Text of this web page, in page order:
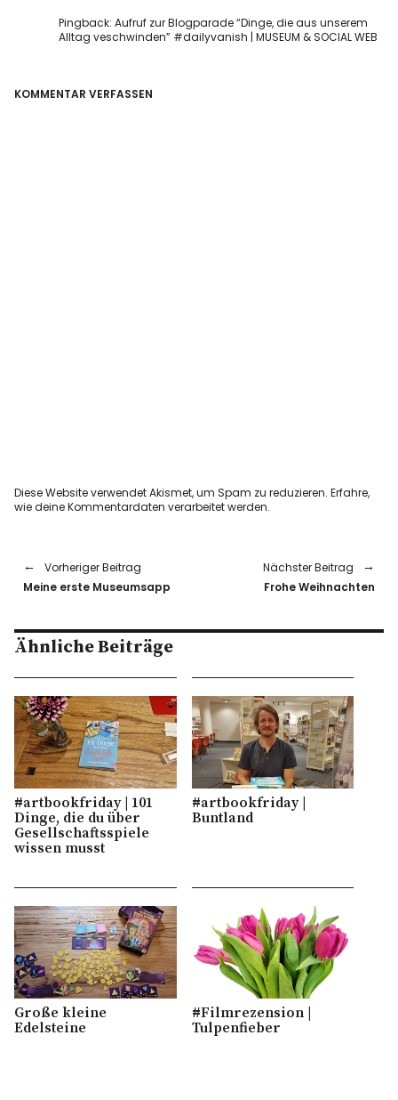
Pingback:Aufruf zur Blogparade “Dinge, die aus unserem
Alltag veschwinden” #dailyvanish | MUSEUM & SOCIAL WEB
KOMMENTAR VERFASSEN
Diese Website verwendet Akismet, um Spam zu reduzieren.Erfahre,
wie deine Kommentardaten verarbeitet werden.
Vorheriger Beitrag
Meine erste Museumsapp
Nächster Beitrag
Frohe Weihnachten
Ähnliche Beiträge
#artbookfriday | 101
Dinge, die du über
Gesellschaftsspiele
wissen musst
#artbookfriday |
Buntland
Große kleine
Edelsteine
#Filmrezension |
Tulpenfieber